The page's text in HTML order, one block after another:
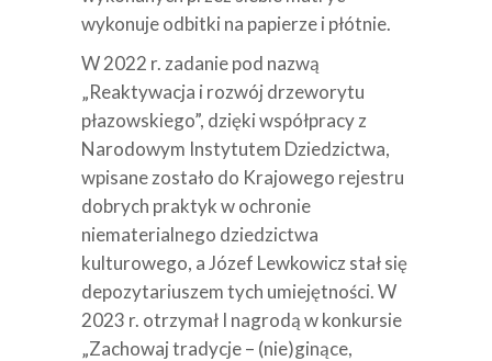
wykonuje odbitki na papierze i płótnie.
W 2022 r. zadanie pod nazwą
„Reaktywacja i rozwój drzeworytu
płazowskiego”, dzięki współpracy z
Narodowym Instytutem Dziedzictwa,
wpisane zostało do Krajowego rejestru
dobrych praktyk w ochronie
niematerialnego dziedzictwa
kulturowego, a Józef Lewkowicz stał się
depozytariuszem tych umiejętności. W
2023 r. otrzymał I nagrodą w konkursie
„Zachowaj tradycje – (nie)ginące,